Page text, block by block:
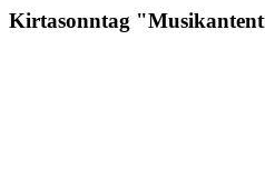
Kirtasonntag